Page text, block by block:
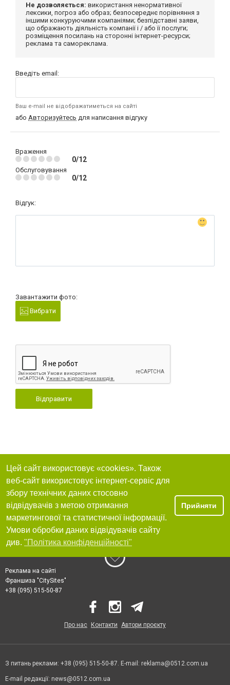
Не дозволяється: використання ненормативної
лексики, погроз або образ; безпосереднє порівняння з
іншими конкуруючими компаніями; безпідставні заяви,
що ображають діяльність компанії і / або її послуги;
розміщення посилань на сторонні інтернет-ресурси;
реклама та самореклама.
Введіть email:
Ваш e-mail не відображатиметься на сайті
або Авторизуйтесь для написання відгуку
Враження
0/12
Обслуговування
0/12
Відгук:
Завантажити фото:
Вибрати
Відправити
Цей сайт використовує «cookies». Також
веб-сайт використовує інтернет-сервіс для
збору технічних даних стосовно
відвідувачів з метою отримання
маркетингової та статистичної інформації.
Умови обробки даних відвідувачів сайту
див. "Політика конфіденційності"
Прийняти
Реклама на сайті
Франшиза "CitySites"
+38 (095) 515-50-87
Про нас Контакти Автори проєкту
З питань реклами: +38 (095) 515-50-87. E-mail: reklama@0512.com.ua
E-mail редакції: news@0512.com.ua